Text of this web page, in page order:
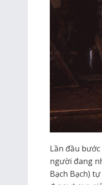
Lần đầu
người đang
Bạch Bạch)